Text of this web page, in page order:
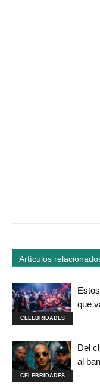
Artículos
CELEBRIDADES
que
CELEBRIDADES
Del
al